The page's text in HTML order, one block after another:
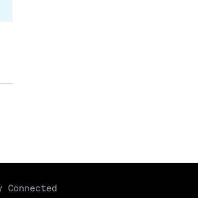
Connected